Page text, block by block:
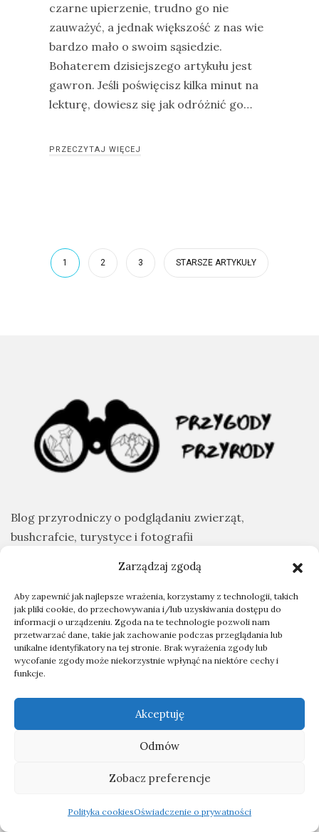
Zarządzaj zgodą
Aby zapewnić jak najlepsze wrażenia, korzystamy z technologii, takich
jak pliki cookie, do przechowywania i/lub uzyskiwania dostępu do
informacji o urządzeniu. Zgoda na te technologie pozwoli nam
przetwarzać dane, takie jak zachowanie podczas przeglądania lub
unikalne identyfikatory na tej stronie. Brak wyrażenia zgody lub
wycofanie zgody może niekorzystnie wpłynąć na niektóre cechy i
funkcje.
Akceptuję
Odmów
Zobacz preferencje
Polityka cookiesOświadczenie o prywatności
czarne upierzenie, trudno go nie
zauważyć, a jednak większość z nas wie
bardzo mało o swoim sąsiedzie.
Bohaterem dzisiejszego artykułu jest
gawron. Jeśli poświęcisz kilka minut na
lekturę, dowiesz się jak odróżnić go…
PRZECZYTAJ WIĘCEJ
1 2 3 STARSZE ARTYKUŁY
Blog przyrodniczy o podglądaniu zwierząt,
bushcrafcie, turystyce i fotografii
Polityka Cookies
Polityka prywatności
Opisy zwierząt:
Ptaki
Ssaki
Ekwipunek